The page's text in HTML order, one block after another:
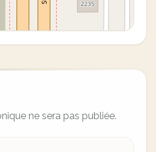
ne sera pas publiée.